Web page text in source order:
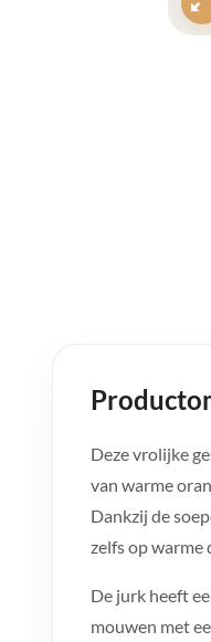
Deze vrolijke
van warme
Dankzij de
zelfs op warme
De jurk heeft
mouwen met